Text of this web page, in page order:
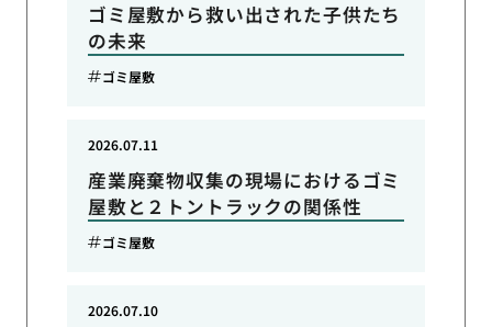
ゴミ屋敷から救い出された子供たち
の未来
ゴミ屋敷
産業廃棄物収集の現場におけるゴミ
屋敷と２トントラックの関係性
2026.07.11
ゴミ屋敷
2026.07.10